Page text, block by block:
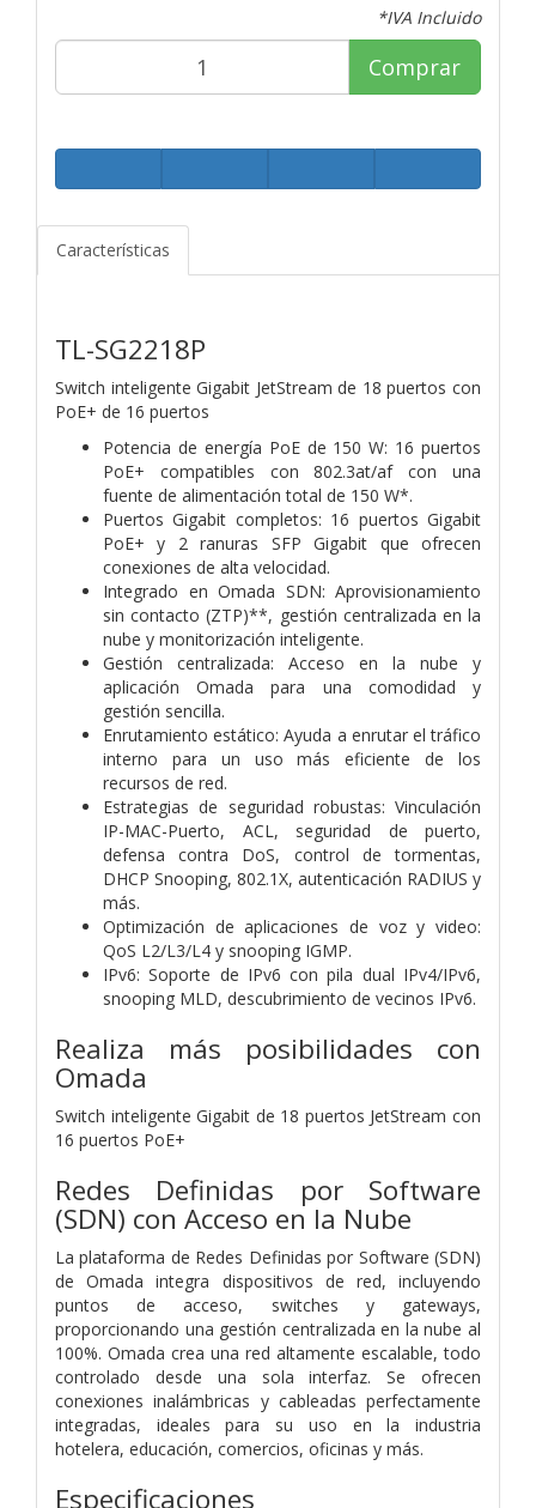
*IVA Incluido
Comprar
Características
TL-SG2218P
Switch inteligente Gigabit JetStream de 18 puertos con
PoE+ de 16 puertos
Potencia de energía PoE de 150 W: 16 puertos
PoE+ compatibles con 802.3at/af con una
fuente de alimentación total de 150 W*.
Puertos Gigabit completos: 16 puertos Gigabit
PoE+ y 2 ranuras SFP Gigabit que ofrecen
conexiones de alta velocidad.
Integrado en Omada SDN: Aprovisionamiento
sin contacto (ZTP)**, gestión centralizada en la
nube y monitorización inteligente.
Gestión centralizada: Acceso en la nube y
aplicación Omada para una comodidad y
gestión sencilla.
Enrutamiento estático: Ayuda a enrutar el tráfico
interno para un uso más eficiente de los
recursos de red.
Estrategias de seguridad robustas: Vinculación
IP-MAC-Puerto, ACL, seguridad de puerto,
defensa contra DoS, control de tormentas,
DHCP Snooping, 802.1X, autenticación RADIUS y
más.
Optimización de aplicaciones de voz y video:
QoS L2/L3/L4 y snooping IGMP.
IPv6: Soporte de IPv6 con pila dual IPv4/IPv6,
snooping MLD, descubrimiento de vecinos IPv6.
Realiza más posibilidades con
Omada
Switch inteligente Gigabit de 18 puertos JetStream con
16 puertos PoE+
Redes Definidas por Software
(SDN) con Acceso en la Nube
La plataforma de Redes Definidas por Software (SDN)
de Omada integra dispositivos de red, incluyendo
puntos de acceso, switches y gateways,
proporcionando una gestión centralizada en la nube al
100%. Omada crea una red altamente escalable, todo
controlado desde una sola interfaz. Se ofrecen
conexiones inalámbricas y cableadas perfectamente
integradas, ideales para su uso en la industria
hotelera, educación, comercios, oficinas y más.
Especificaciones